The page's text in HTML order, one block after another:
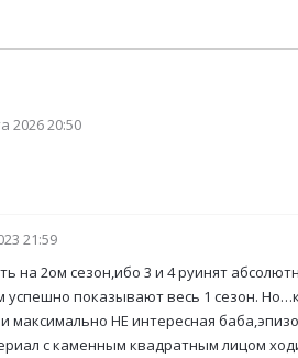
2026 20:50
21:59
на 2ом сезон,ибо 3 и 4 руинят
показывают весь 1 сезон.
максимально НЕ интересная
с каменным квадратным лицом